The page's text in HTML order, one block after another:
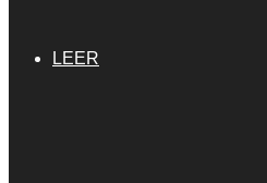
LEER